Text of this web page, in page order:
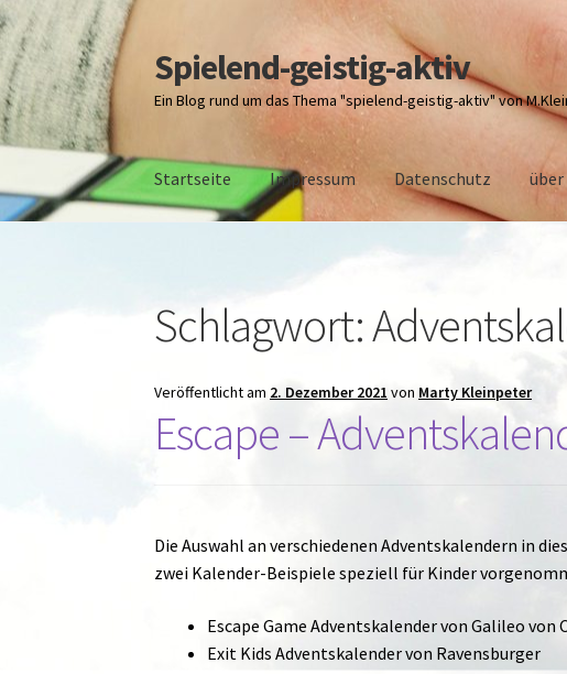
Zur
Navigation
springen
Zum
Inhalt
springen
Spielend-geistig-aktiv
Ein Blog rund um das Thema "spielend-geistig-aktiv" von
Startseite Impressum Datenschutz über
über M.Kleinpeter
Schlagwort:
Veröffentlicht am 2. Dezember 2021 von Marty Kleinpeter
Escape –
Die Auswahl an verschiedenen Adventskalendern in
zwei Kalender-Beispiele speziell für Kinder
Escape Game Adventskalender von Galileo von
Exit Kids Adventskalender von Ravensburger